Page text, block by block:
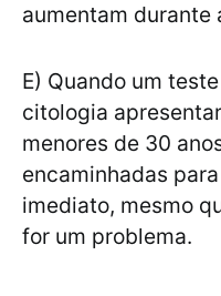
aumentam durante
E) Quando um
citologia
menores de 30
encaminhadas
imediato, mesmo
for um problema.